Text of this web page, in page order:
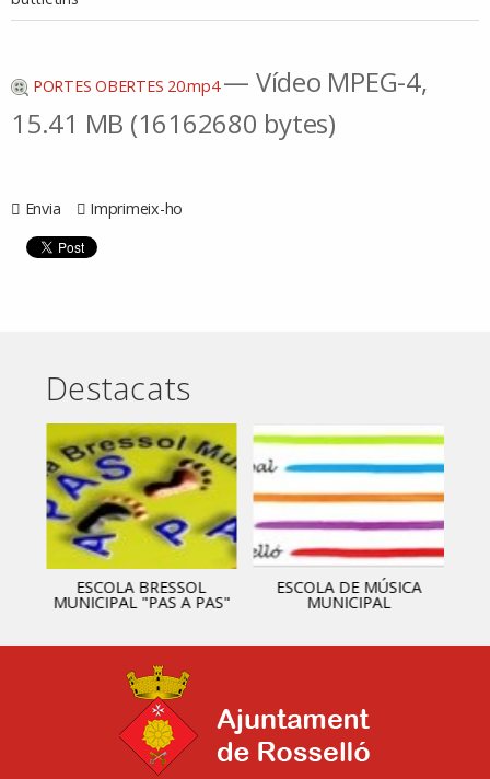
PORTES OBERTES 20.mp4— Vídeo MPEG-4,
15.41 MB (16162680 bytes)
Envia Imprimeix-ho
Destacats
ESCOLA BRESSOL
MUNICIPAL "PAS A PAS"
ESCOLA DE MÚSICA
MUNICIPAL